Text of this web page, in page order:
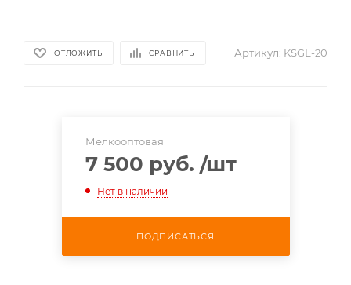
ОТЛОЖИТЬ СРАВНИТЬ Артикул: KSGL-20
Мелкооптовая
7 500 руб. /шт
Нет в наличии
ПОДПИСАТЬСЯ